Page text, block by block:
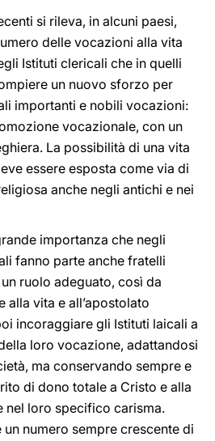
si rileva, in alcuni paesi,
delle vocazioni alla vita
Istituti clericali che in quelli
un nuovo sforzo per
importanti e nobili vocazioni:
vocazionale, con un
La possibilità di una vita
essere esposta come via di
anche negli antichi e nei
importanza che negli
fanno parte anche fratelli
ruolo adeguato, così da
alla vita e all’apostolato
incoraggiare gli Istituti laicali a
loro vocazione, adattandosi
ma conservando sempre e
di dono totale a Cristo e alla
nel loro specifico carisma.
numero sempre crescente di